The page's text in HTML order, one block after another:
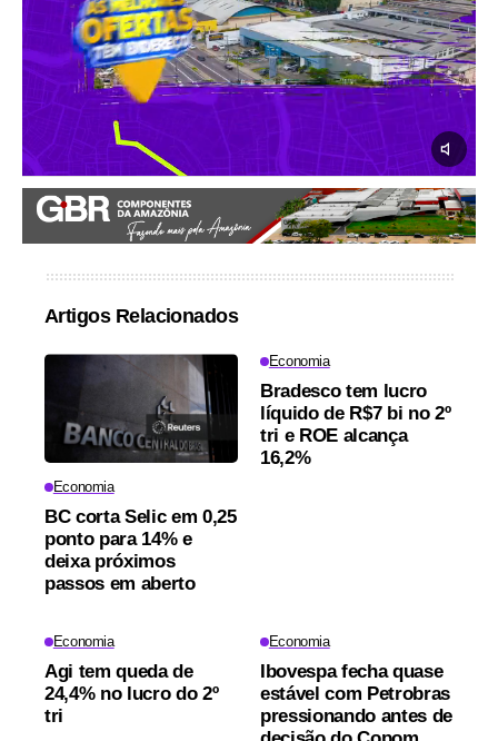
Artigos Relacionados
Economia
BC corta Selic em 0,25
ponto para 14% e
deixa próximos
passos em aberto
Economia
Bradesco tem lucro
líquido de R$7 bi no 2º
tri e ROE alcança
16,2%
Economia
Agi tem queda de
24,4% no lucro do 2º
tri
Economia
Ibovespa fecha quase
estável com Petrobras
pressionando antes de